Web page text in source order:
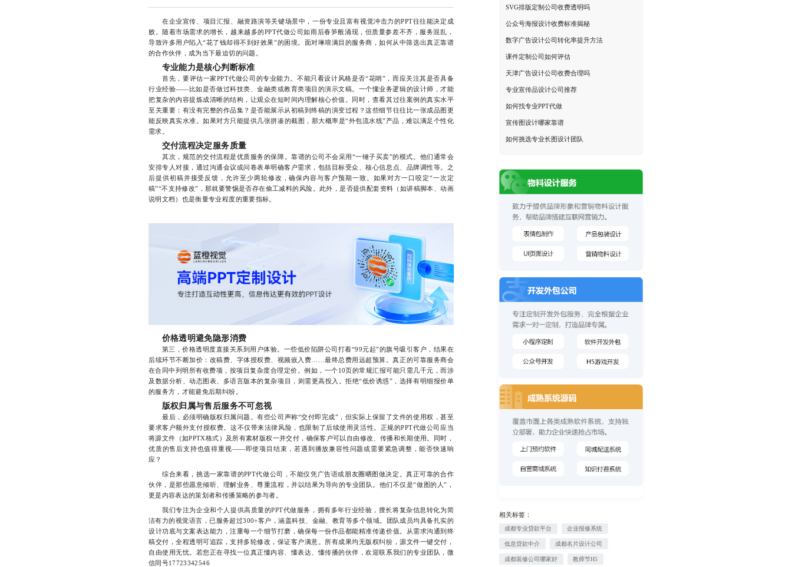
在企业宣传、项目汇报、融资路演等关键场景中，一份专业且富有视觉冲击力的PPT往往能决定成
败。随着市场需求的增长，越来越多的PPT代做公司如雨后春笋般涌现，但质量参差不齐，服务混乱，
导致许多用户陷入“花了钱却得不到好效果”的困境。面对琳琅满目的服务商，如何从中筛选出真正靠谱
的合作伙伴，成为当下最迫切的问题。
专业能力是核心判断标准
首先，要评估一家PPT代做公司的专业能力。不能只看设计风格是否“花哨”，而应关注其是否具备
行业经验——比如是否做过科技类、金融类或教育类项目的演示文稿。一个懂业务逻辑的设计师，才能
把复杂的内容提炼成清晰的结构，让观众在短时间内理解核心价值。同时，查看其过往案例的真实水平
至关重要：有没有完整的作品集？是否能展示从初稿到终稿的演变过程？这些细节往往比一张成品图更
能反映真实水准。如果对方只能提供几张拼凑的截图，那大概率是“外包流水线”产品，难以满足个性化
需求。
交付流程决定服务质量
其次，规范的交付流程是优质服务的保障。靠谱的公司不会采用“一锤子买卖”的模式。他们通常会
安排专人对接，通过沟通会议或问卷表单明确客户需求，包括目标受众、核心信息点、品牌调性等。之
后提供初稿并接受反馈，允许至少两轮修改，确保内容与客户预期一致。如果对方一口咬定“一次定
稿”“不支持修改”，那就要警惕是否存在偷工减料的风险。此外，是否提供配套资料（如讲稿脚本、动画
说明文档）也是衡量专业程度的重要指标。
价格透明避免隐形消费
第三，价格透明度直接关系到用户体验。一些低价陷阱公司打着“99元起”的旗号吸引客户，结果在
后续环节不断加价：改稿费、字体授权费、视频嵌入费……最终总费用远超预算。真正的可靠服务商会
在合同中列明所有收费项，按项目复杂度合理定价。例如，一个10页的常规汇报可能只需几千元，而涉
及数据分析、动态图表、多语言版本的复杂项目，则需更高投入。拒绝“低价诱惑”，选择有明细报价单
的服务方，才能避免后期纠纷。
版权归属与售后服务不可忽视
最后，必须明确版权归属问题。有些公司声称“交付即完成”，但实际上保留了文件的使用权，甚至
要求客户额外支付授权费。这不仅带来法律风险，也限制了后续使用灵活性。正规的PPT代做公司应当
将源文件（如PPTX格式）及所有素材版权一并交付，确保客户可以自由修改、传播和长期使用。同时，
优质的售后支持也值得重视——即使项目结束，若遇到播放兼容性问题或需要紧急调整，能否快速响
应？
综合来看，挑选一家靠谱的PPT代做公司，不能仅凭广告语或朋友圈晒图做决定。真正可靠的合作
伙伴，是那些愿意倾听、理解业务、尊重流程，并以结果为导向的专业团队。他们不仅是“做图的人”，
更是内容表达的策划者和传播策略的参与者。
我们专注为企业和个人提供高质量的PPT代做服务，拥有多年行业经验，擅长将复杂信息转化为简
洁有力的视觉语言，已服务超过300+客户，涵盖科技、金融、教育等多个领域。团队成员均具备扎实的
设计功底与文案表达能力，注重每一个细节打磨，确保每一份作品都能精准传递价值。从需求沟通到终
稿交付，全程透明可追踪，支持多轮修改，保证客户满意。所有成果均无版权纠纷，源文件一键交付，
自由使用无忧。若您正在寻找一位真正懂内容、懂表达、懂传播的伙伴，欢迎联系我们的专业团队，微
信同号17723342546
SVG排版定制公司收费透明吗
公众号海报设计收费标准揭秘
数字广告设计公司转化率提升方法
课件定制公司如何评估
天津广告设计公司收费合理吗
专业宣传品设计公司推荐
如何找专业PPT代做
宣传图设计哪家靠谱
如何挑选专业长图设计团队
相关标签：
成都专业贷款平台 企业报修系统
低息贷款中介 成都名片设计公司
成都装修公司哪家好 教师节H5